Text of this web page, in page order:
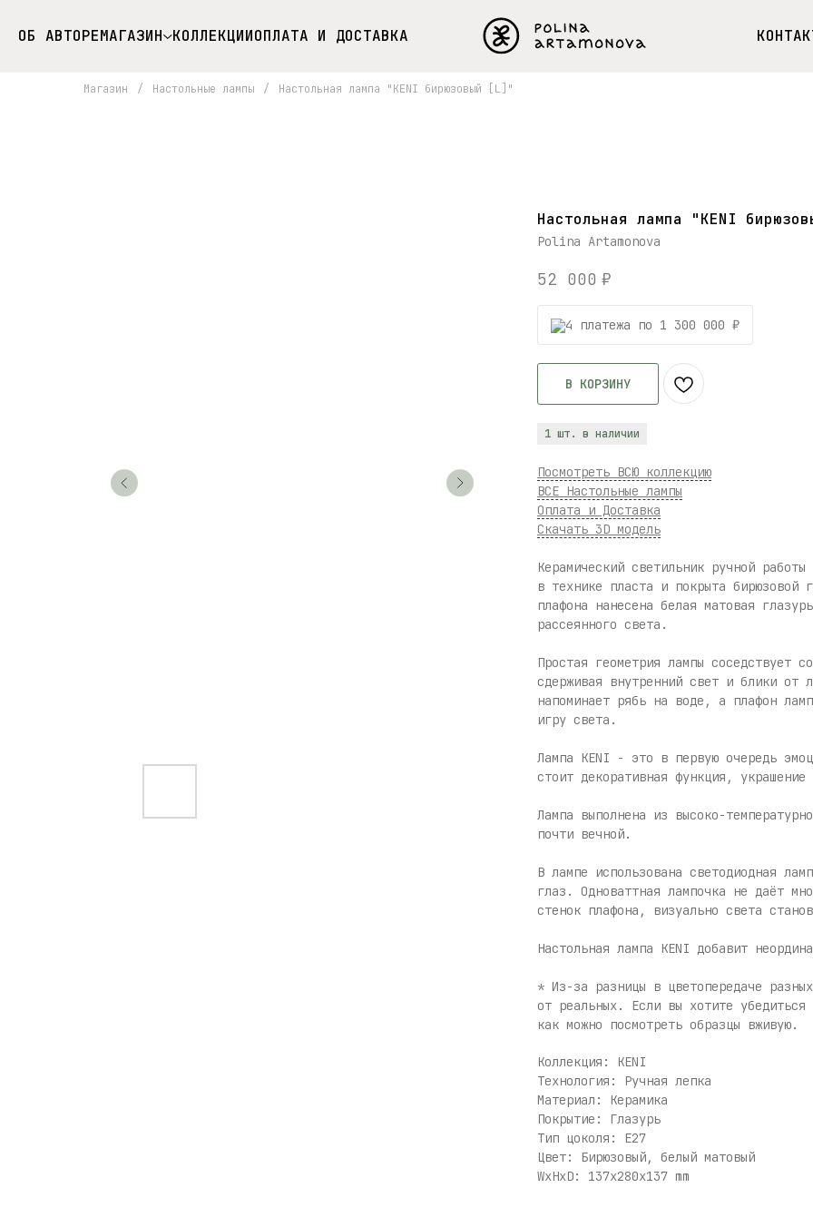
ОБ АВТОРЕМАГАЗИН КОЛЛЕКЦИИОПЛАТА И ДОСТАВКА
Магазин / Настольные лампы / Настольная лампа "KENI бирюзовый [L]"
Настольная лампа "KENI
Polina Artamonova
52 000 ₽
4 платежа по 1 300 000 ₽
В КОРЗИНУ
1 шт. в наличии
Посмотреть ВСЮ коллекцию
ВСЕ Настольные лампы
Оплата и Доставка
Скачать 3D модель
Керамический светильник ручной
в технике пласта и покрыта бирюзовой
плафона нанесена белая матовая
рассеянного света.
Простая геометрия лампы соседствует
сдерживая внутренний свет и блики от
напоминает рябь на воде, а плафон
игру света.
Лампа KENI - это в первую очередь
стоит декоративная функция,
Лампа выполнена из высоко-
почти вечной.
В лампе использована светодиодная
глаз. Одноваттная лампочка не даёт
стенок плафона, визуально света
Настольная лампа KENI добавит
* Из-за разницы в цветопередаче
от реальных. Если вы хотите
как можно посмотреть образцы вживую.
Коллекция: KENI
Технология: Ручная лепка
Материал: Керамика
Покрытие: Глазурь
Тип цоколя: E27
Цвет: Бирюзовый, белый матовый
WxHxD: 137x280x137 mm